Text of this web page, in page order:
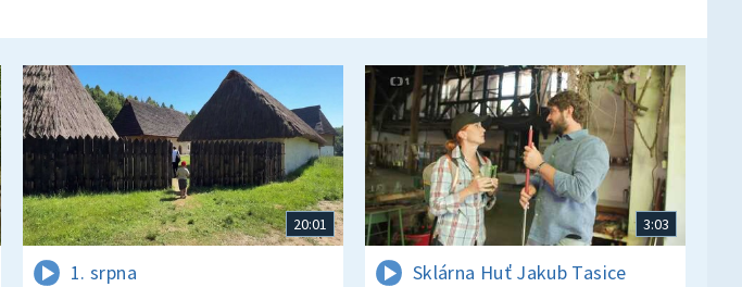
20:01
1. srpna
3:03
Sklárna Huť Jakub Tasice